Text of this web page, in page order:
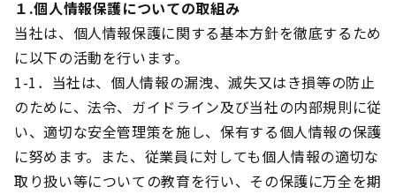
１.個人情報保護についての取組み
当社は、個人情報保護に関する基本方針を徹底するため
に以下の活動を行います。
1-1．当社は、個人情報の漏洩、滅失又はき損等の防止
のために、法令、ガイドライン及び当社の内部規則に従
い、適切な安全管理策を施し、保有する個人情報の保護
に努めます。また、従業員に対しても個人情報の適切な
取り扱い等についての教育を行い、その保護に万全を期